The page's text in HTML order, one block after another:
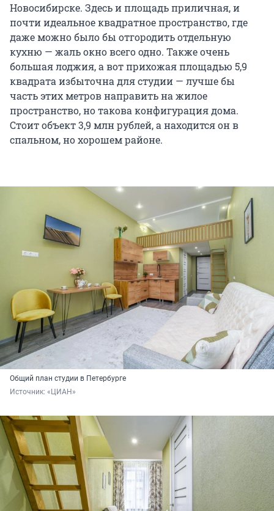
Новосибирске. Здесь и площадь приличная, и
почти идеальное квадратное пространство, где
даже можно было бы отгородить отдельную
кухню — жаль окно всего одно. Также очень
большая лоджия, а вот прихожая площадью 5,9
квадрата избыточна для студии — лучше бы
часть этих метров направить на жилое
пространство, но такова конфигурация дома.
Стоит объект 3,9 млн рублей, а находится он в
спальном, но хорошем районе.
Общий план студии в Петербурге
Источник: «ЦИАН»